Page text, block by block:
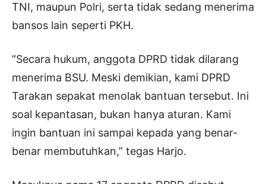
TNI, maupun Polri, serta tidak sedang menerima
bansos lain seperti PKH.
“Secara hukum, anggota DPRD tidak dilarang
menerima BSU. Meski demikian, kami DPRD
Tarakan sepakat menolak bantuan tersebut. Ini
soal kepantasan, bukan hanya aturan. Kami
ingin bantuan ini sampai kepada yang benar-
benar membutuhkan,” tegas Harjo.